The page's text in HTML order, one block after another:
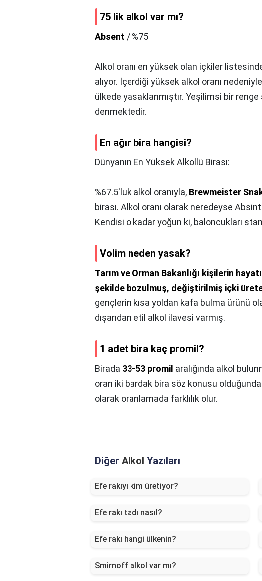
75 lik alkol var mı?
Absent / %75
Alkol oranı en yüksek olan içkiler
alıyor. İçerdiği yüksek alkol oranı
ülkede yasaklanmıştır. Yeşilimsi bir
denmektedir.
En ağır bira hangisi?
Dünyanın En Yüksek Alkollü Birası:
%67.5'luk alkol oranıyla, Brewmeister
birası. Alkol oranı olarak neredeyse
Kendisi o kadar yoğun ki, baloncukları
Volim neden yasak?
Tarım ve Orman Bakanlığı kişilerin
şekilde bozulmuş, değiştirilmiş içki
gençlerin kısa yoldan kafa bulma ürünü
dışarıdan etil alkol ilavesi varmış.
1 adet bira kaç promil?
Birada 33-53 promil aralığında alkol
oran iki bardak bira söz konusu
olarak oranlamada farklılık olur.
Diğer Alkol Yazıları
Efe rakıyı kim üretiyor?
Efe rakı tadı nasıl?
Efe rakı hangi ülkenin?
Smirnoff alkol var mı?